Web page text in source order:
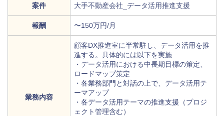
案件 大手不動産会社_データ活用推進支援
報酬 〜150万円/月
業務内容
顧客DX推進室に半常駐し、データ活用を推
進する。具体的には以下を実施
・データ活用における中長期目標の策定、
ロードマップ策定
・各業務部門と対話の上で、データ活用テ
ーマアップ
・各データ活用テーマの推進支援（プロジ
ェクト管理含む）